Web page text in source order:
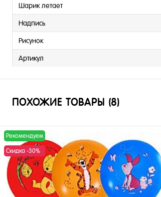
Шарик летает
Надпись
Рисунок
Артикул
ПОХОЖИЕ ТОВАРЫ (8)
Рекомендуем
Скидка -30%